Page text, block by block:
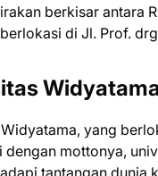
berkisar antara
di Jl. Prof.
yang
dengan mottonya,
tantangan dunia